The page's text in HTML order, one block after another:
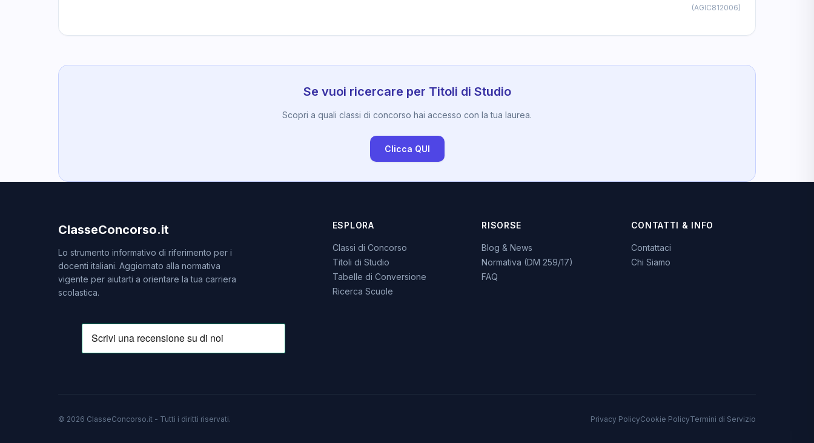
(AGIC812006)
Se vuoi ricercare per Titoli di Studio
Scopri a quali classi di concorso hai accesso con la tua laurea.
Clicca QUI
ClasseConcorso.it
Lo strumento informativo di riferimento per i
docenti italiani. Aggiornato alla normativa
vigente per aiutarti a orientare la tua carriera
scolastica.
ESPLORA
Classi di Concorso
Titoli di Studio
Tabelle di Conversione
Ricerca Scuole
RISORSE
Blog & News
Normativa (DM 259/17)
FAQ
CONTATTI & INFO
Contattaci
Chi Siamo
© 2026 ClasseConcorso.it - Tutti i diritti riservati. Privacy PolicyCookie PolicyTermini di Servizio